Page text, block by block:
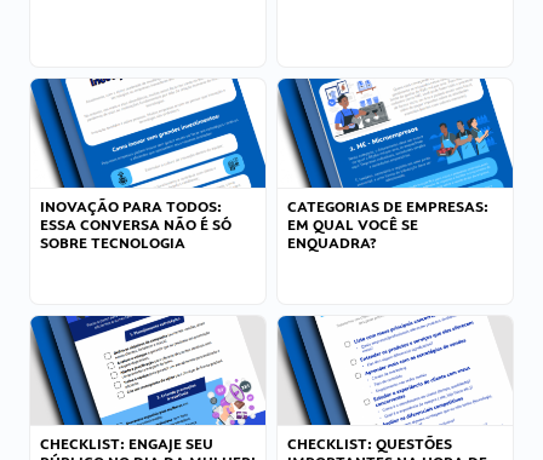
INOVAÇÃO PARA TODOS:
ESSA CONVERSA NÃO É SÓ
SOBRE TECNOLOGIA
CATEGORIAS DE EMPRESAS:
EM QUAL VOCÊ SE
ENQUADRA?
CHECKLIST: ENGAJE SEU
CHECKLIST: QUESTÕES